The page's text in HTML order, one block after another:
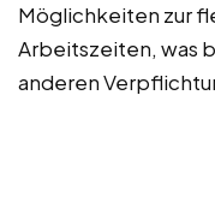
Möglichkeiten zur
Arbeitszeiten, was
anderen